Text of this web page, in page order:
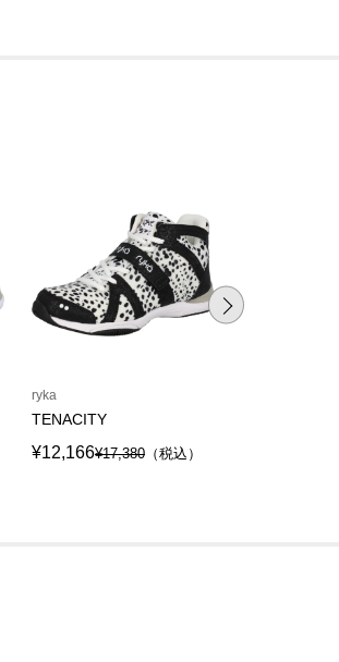
ryka
TENACITY
¥12,166¥17,380 （税込）